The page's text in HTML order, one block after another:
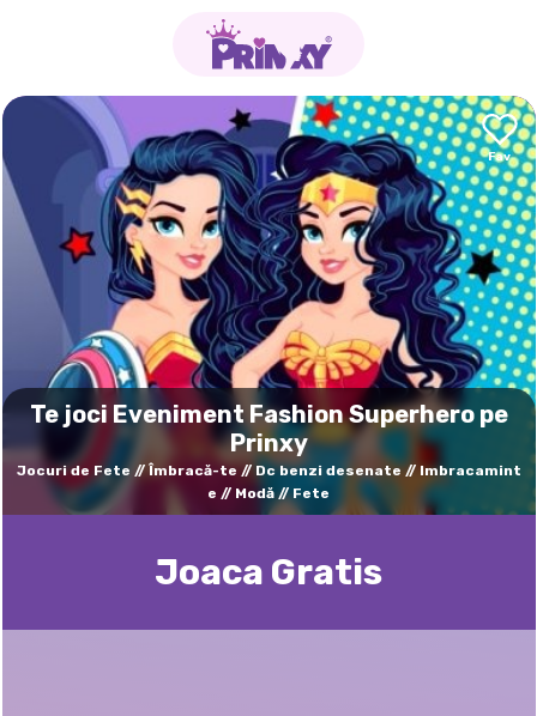
Te joci Eveniment Fashion Superhero pe
Prinxy
Jocuri de Fete Îmbracă-te Dc benzi desenate
Imbracamint
e
Modă Fete
Joaca Gratis